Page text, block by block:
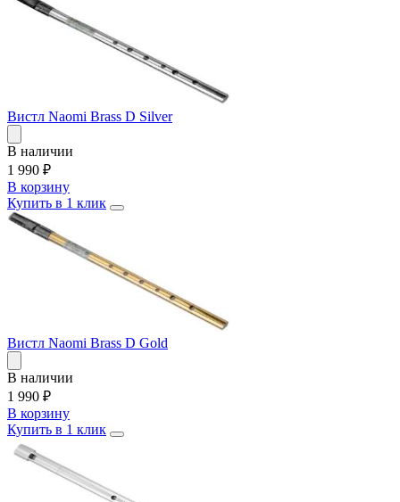
Вистл Naomi Brass D Silver
В наличии
1 990 ₽
В корзину
Купить в 1 клик
Вистл Naomi Brass D Gold
В наличии
1 990 ₽
В корзину
Купить в 1 клик